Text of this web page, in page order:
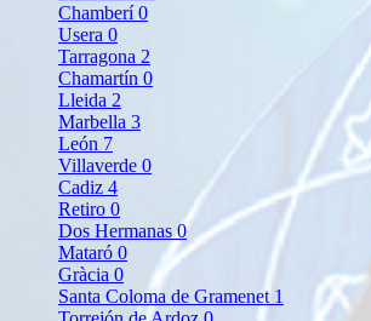
Chamberí0
Usera 0
Tarragona 2
Chamartín 0
Lleida 2
Marbella 3
León 7
Villaverde 0
Cadiz 4
Retiro 0
Dos Hermanas0
Mataró 0
Gràcia 0
Santa Coloma de Gramenet 1